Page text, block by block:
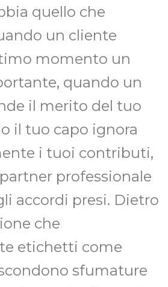
quello che
un cliente
momento un
quando un
il merito del tuo
il tuo capo ignora
i tuoi contributi,
professionale
accordi presi. Dietro
che
etichetti come
sfumature